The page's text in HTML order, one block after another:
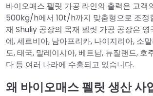
바이오매스 펠릿 가공 라인의 출력은 고객
500kg/h에서 10t/h까지 맞춤형으로 조정
재 Shuliy 공장의 목재 펠릿 가공 공장은 영
에, 세르비아, 남아프리카, 나이지리아, 소
도, 태국, 말레이시아, 베트남, 뉴질랜드, 호
다 등 여러 나라에 수출되고 있습니다.
왜 바이오매스 펠릿 생산 사